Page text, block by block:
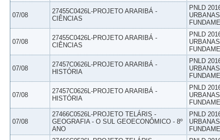
07/08
27455C0426L-PROJETO ARARIBÁ -
CIÊNCIAS
PNLD
07/08
27455C0426L-PROJETO ARARIBÁ -
CIÊNCIAS
PNLD
07/08
27457C0626L-PROJETO ARARIBÁ -
HISTÓRIA
PNLD
07/08
27457C0626L-PROJETO ARARIBÁ -
HISTÓRIA
PNLD
07/08
27466C0526L-PROJETO TELÁRIS -
GEOGRAFIA - O SUL GEOECONÔMICO - 8º
ANO
PNLD